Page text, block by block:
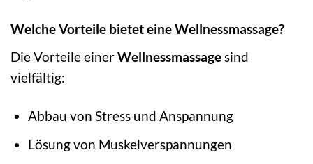
Welche Vorteile bietet eine Wellnessmassage?
Die Vorteile einerWellnessmassagesind
vielfältig:
Abbau von Stress und Anspannung
Lösung von Muskelverspannungen